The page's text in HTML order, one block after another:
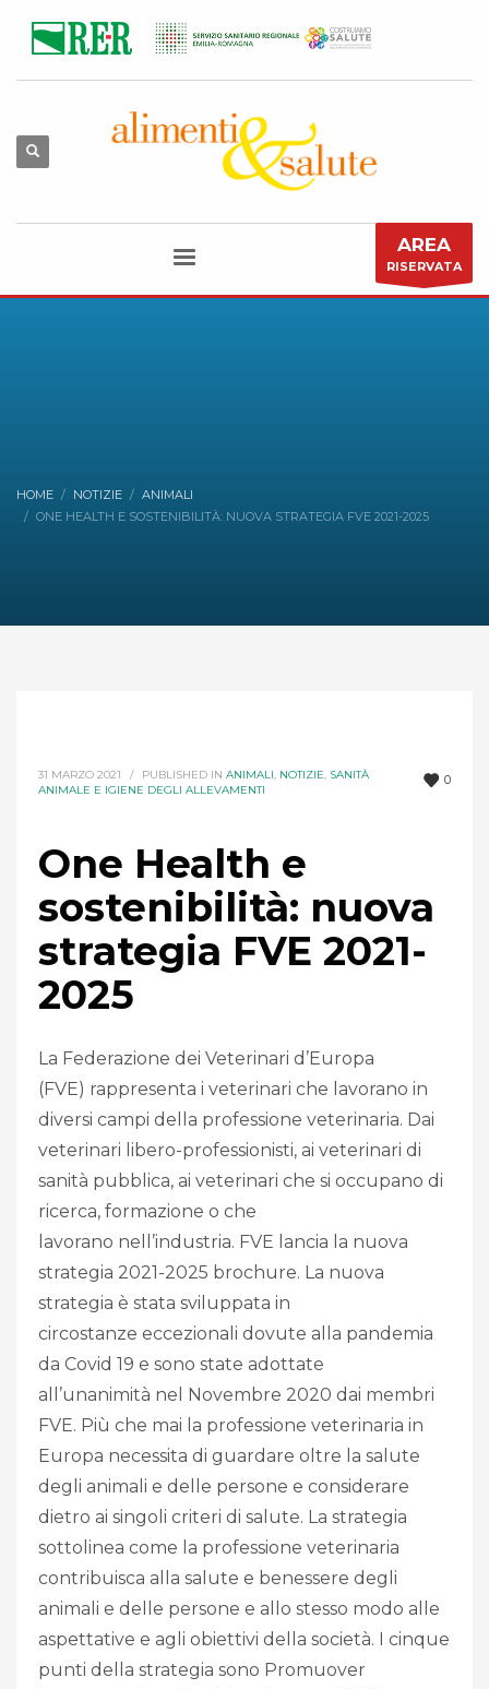
AREA
RISERVATA
HOME NOTIZIE
ANIMALI
ONE HEALTH E SOSTENIBILITÀ: NUOVA STRATEGIA FVE 2021-2025
0
31 MARZO 2021 / PUBLISHED IN ANIMALI, NOTIZIE, SANITÀ
ANIMALE E IGIENE DEGLI ALLEVAMENTI
One Health e
sostenibilità: nuova
strategia FVE 2021-
2025
La Federazione dei Veterinari d’Europa
(FVE) rappresenta i veterinari che lavorano in
diversi campi della professione veterinaria. Dai
veterinari libero-professionisti, ai veterinari di
sanità pubblica, ai veterinari che si occupano di
ricerca, formazione o che
lavorano nell’industria. FVE lancia la nuova
strategia 2021-2025 brochure. La nuova
strategia è stata sviluppata in
circostanze eccezionali dovute alla pandemia
da Covid 19 e sono state adottate
all’unanimità nel Novembre 2020 dai membri
FVE. Più che mai la professione veterinaria in
Europa necessita di guardare oltre la salute
degli animali e delle persone e considerare
dietro ai singoli criteri di salute. La strategia
sottolinea come la professione veterinaria
contribuisca alla salute e benessere degli
animali e delle persone e allo stesso modo alle
aspettative e agli obiettivi della società. I cinque
punti della strategia sono Promuover